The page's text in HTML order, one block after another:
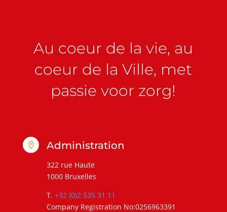
Au coeur de la vie, au
coeur de la Ville, met
passie voor zorg!
 Administration
322 rue Haute
1000 Bruxelles
T. +32 (0)2 535 31 11
Company Registration No:0256963391